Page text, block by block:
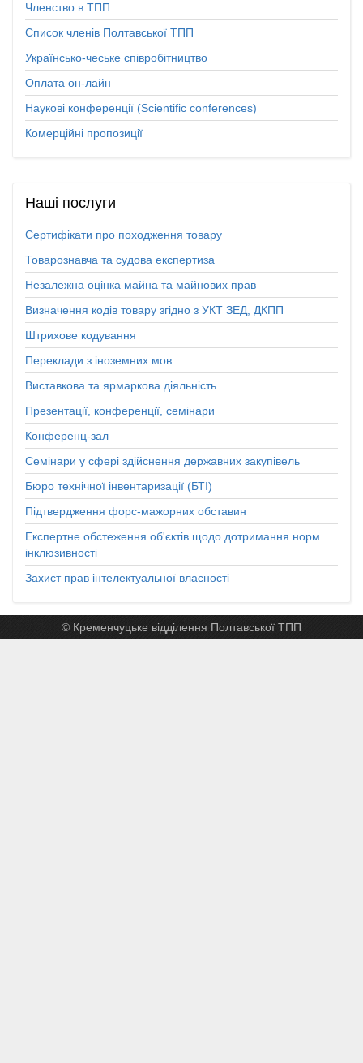
Членство в ТПП
Список членів Полтавської ТПП
Українсько-чеське співробітництво
Оплата он-лайн
Наукові конференції (Scientific conferences)
Комерційні пропозиції
Наші послуги
Сертифікати про походження товару
Товарознавча та судова експертиза
Незалежна оцінка майна та майнових прав
Визначення кодів товару згідно з УКТ ЗЕД, ДКПП
Штрихове кодування
Переклади з іноземних мов
Виставкова та ярмаркова діяльність
Презентації, конференції, семінари
Конференц-зал
Семінари у сфері здійснення державних закупівель
Бюро технічної інвентаризації (БТІ)
Підтвердження форс-мажорних обставин
Експертне обстеження об'єктів щодо дотримання норм
інклюзивності
Захист прав інтелектуальної власності
© Кременчуцьке відділення Полтавської ТПП